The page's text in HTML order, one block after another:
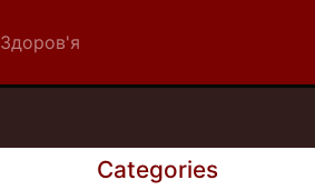
Здоров'я
Categories